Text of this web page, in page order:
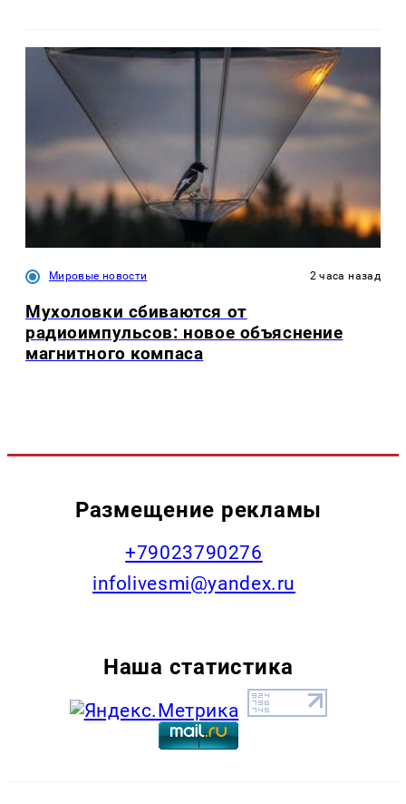
Мировые новости 2 часа назад
Мухоловки сбиваются от
радиоимпульсов: новое объяснение
магнитного компаса
Размещение рекламы
+79023790276
infolivesmi@yandex.ru
Наша статистика